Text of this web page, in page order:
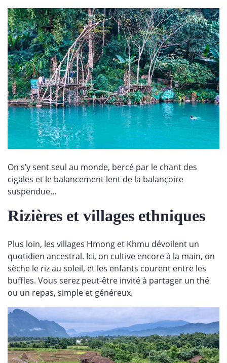
On s’y sent seul au monde, bercé par le chant des
cigales et le balancement lent de la balançoire
suspendue…
Rizières et villages ethniques
Plus loin, les villages Hmong et Khmu dévoilent un
quotidien ancestral. Ici, on cultive encore à la main, on
sèche le riz au soleil, et les enfants courent entre les
buffles. Vous serez peut-être invité à partager un thé
ou un repas, simple et généreux.